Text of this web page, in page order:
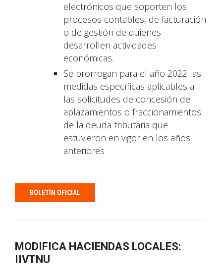
electrónicos que soporten los
procesos contables, de facturación
o de gestión de quienes
desarrollen actividades
económicas.
Se prorrogan para el año 2022 las
medidas específicas aplicables a
las solicitudes de concesión de
aplazamientos o fraccionamientos
de la deuda tributaria que
estuvieron en vigor en los años
anteriores
BOLETÍN OFICIAL
MODIFICA HACIENDAS LOCALES:
IIVTNU